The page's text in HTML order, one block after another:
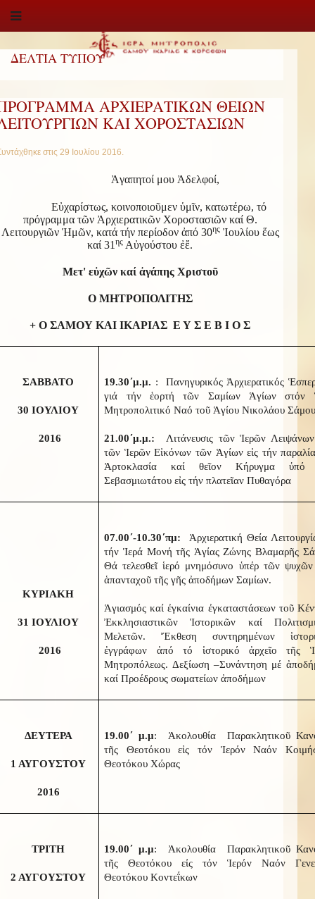
ΔΕΛΤΙΑ ΤΥΠΟΥ
ΑΡΧΙΕΡΑΤΙΚΩΝ ΘΕΙΩΝ
ΚΑΙ ΧΟΡΟΣΤΑΣΙΩΝ
στις 29 Ιουλίου 2016.
Ἀγαπητοί μου Ἀδελφοί,
Εὐχαρίστως, κοινοποιοῦμεν ὑμῖν, κατωτέρω, τό
πρόγραμμα τῶν Ἀρχιερατικῶν Χοροστασιῶν καί Θ.
Λειτουργιῶν Ἡμῶν, κατά τήν περίοδον ἀπό 30ηςἸουλίου ἕως
καί 31 ης Αὐγούστου ἐἔ.
Μετ' εὐχῶν καί ἀγάπης Χριστοῦ
Ο ΜΗΤΡΟΠΟΛΙΤΗΣ
+ Ο ΣΑΜΟΥ ΚΑΙ ΙΚΑΡΙΑΣ Ε Υ Σ Ε Β Ι Ο Σ
ΣΑΒΒΑΤΟ
30 ΙΟΥΛΙΟΥ
2016
19.30΄μ.μ. : Πανηγυρικός Ἀρχιερατικός
γιά τήν ἑορτή τῶν Σαμίων Ἁγίων στόν
Μητροπολιτικό Ναό τοῦ Ἁγίου Νικολάου
21.00΄μ.μ.:
Λιτάνευσις τῶν Ἱερῶν
τῶν Ἱερῶν Εἰκόνων τῶν Ἁγίων εἰς τήν
Ἀρτοκλασία καί θεῖον Κήρυγμα ὑπό
Σεβασμιωτάτου εἰς τήν πλατεῖαν Πυθαγόρα
ΚΥΡΙΑΚΗ
31 ΙΟΥΛΙΟΥ
2016
07.00΄-10.30΄πμ:
Ἀρχιερατική Θεία
τήν Ἱερά Μονή τῆς Ἁγίας Ζώνης Βλαμαρῆς
Θά τελεσθεῖ ἱερό μνημόσυνο ὑπέρ τῶν
ἁπανταχοῦ τῆς γῆς ἀποδήμων Σαμίων.
Ἁγιασμός καί ἐγκαίνια ἐγκαταστάσεων τοῦ
Ἐκκλησιαστικῶν Ἱστορικῶν καί
Μελετῶν. Ἔκθεση συντηρημένων
ἐγγράφων ἀπό τό ἱστορικό ἀρχεῖο τῆς
Μητροπόλεως. Δεξίωση –Συνάντηση μέ
καί Προέδρους σωματείων ἀποδήμων
ΔΕΥΤΕΡΑ
1 ΑΥΓΟΥΣΤΟΥ
2016
19.00΄ μ.μ: Ἀκολουθία Παρακλητικοῦ
τῆς Θεοτόκου εἰς τόν Ἱερόν Ναόν
Θεοτόκου Χώρας
ΤΡΙΤΗ
2 ΑΥΓΟΥΣΤΟΥ
19.00΄ μ.μ: Ἀκολουθία Παρακλητικοῦ
τῆς Θεοτόκου εἰς τόν Ἱερόν Ναόν
Θεοτόκου Κοντεΐκων